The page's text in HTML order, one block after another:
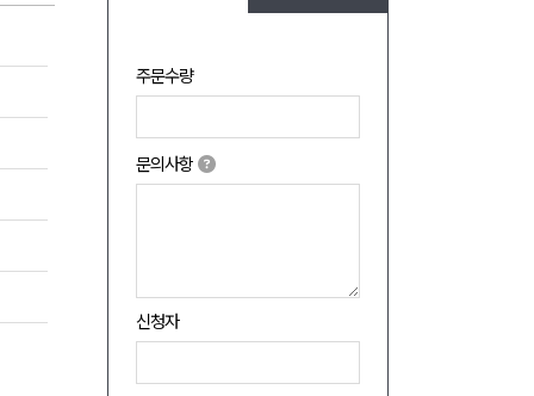
주문수량
문의사항
신청자